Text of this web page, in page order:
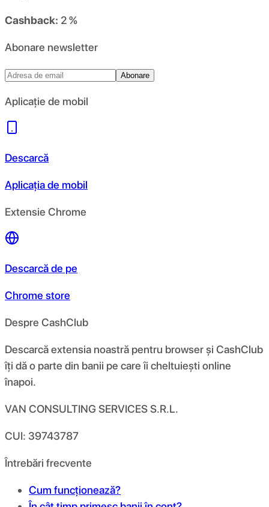
Cashback: 2 %
Abonare newsletter
Abonare
Aplicație de mobil
Descarcă
Aplicația de mobil
Extensie Chrome
Descarcă de pe
Chrome store
Despre CashClub
Descarcă extensia noastră pentru browser și CashClub
îți dă o parte din banii pe care îi cheltuiești online
înapoi.
VAN CONSULTING SERVICES S.R.L.
CUI: 39743787
Întrebări frecvente
Cum funcționează?